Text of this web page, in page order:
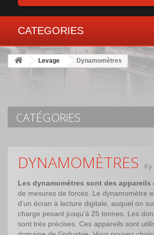
CATEGORIES
Levage Dynamomètres
CATÉGORIES
DYNAMOMÈTRES Il y
Les dynamomètres sont des appareils
de mesures de forces. Le dynamomètre
d’un écran à lecture digitale, auquel on
charge pesant jusqu’à 25 tonnes. Les
sont très précises. Ces appareils sont